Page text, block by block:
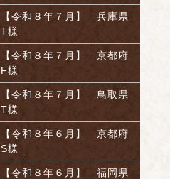
【令和８年７月】 兵庫県
T様
【令和８年７月】 京都府
F様
【令和８年７月】 鳥取県
T様
【令和８年６月】 京都府
S様
【令和８年６月】 福岡県